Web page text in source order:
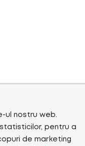
ul nostru web.
pentru a
de marketing